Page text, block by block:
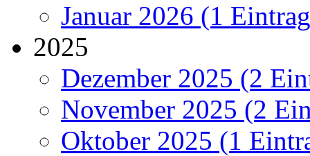
Januar 2026 (1
2025
Dezember 2025 (2
November 2025 (2
Oktober 2025 (1